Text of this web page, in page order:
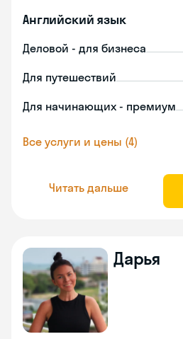
Английский язык
Деловой - для бизнеса
Для путешествий
Для начинающих - премиум
Все услуги и цены (4)
Читать дальше
Дарья